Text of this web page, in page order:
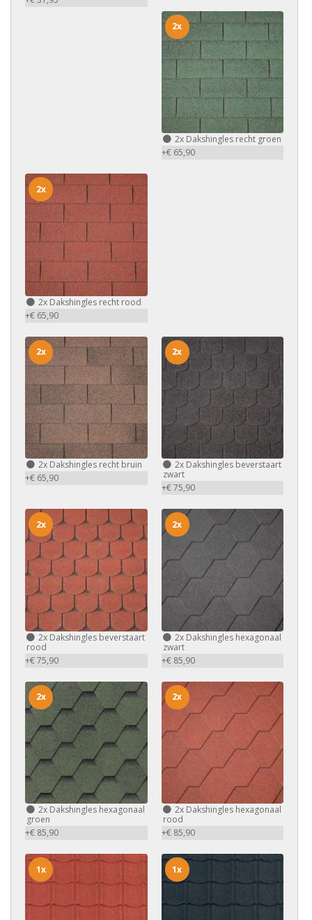
2xDakshingles recht groen
+€ 65,90
2x
2x Dakshingles recht rood
+€ 65,90
2x
2x Dakshingles recht bruin
+€ 65,90
2x
2xDakshingles beverstaart
zwart
+€ 75,90
2x
2x Dakshingles beverstaart
rood
+€ 75,90
2x
2xDakshingles hexagonaal
zwart
+€ 85,90
2x
2x Dakshingles hexagonaal
groen
+€ 85,90
2x
2xDakshingles hexagonaal
rood
+€ 85,90
2x
1x 1x